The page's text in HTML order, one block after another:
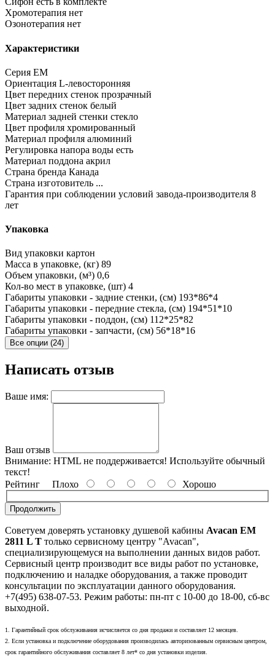
Хромотерапия нет
Озонотерапия нет
Характеристики
Серия EM
Ориентация L-левосторонняя
Цвет передних стенок прозрачный
Цвет задних стенок белый
Материал задней стенки стекло
Цвет профиля хромированный
Материал профиля алюминий
Регулировка напора воды есть
Материал поддона акрил
Страна бренда Канада
Страна изготовитель ...
Гарантия при соблюдении условий завода-производителя 8
лет
Упаковка
Вид упаковки картон
Масса в упаковке, (кг) 89
Объем упаковки, (м³) 0,6
Кол-во мест в упаковке, (шт) 4
Габариты упаковки - задние стенки, (см) 193*86*4
Габариты упаковки - передние стекла, (см) 194*51*10
Габариты упаковки - поддон, (см) 112*25*82
Габариты упаковки - запчасти, (см) 56*18*16
Все опции (24)
Написать отзыв
Ваше имя:
Ваш отзыв
Внимание: HTML не поддерживается! Используйте обычный
текст!
Рейтинг Плохо Хорошо
Продолжить
Советуем доверять установку душевой кабины Avacan EM
2811 L T только сервисному центру "Avacan",
специализирующемуся на выполнении данных видов работ.
Сервисный центр производит все виды работ по установке,
подключению и наладке оборудования, а также проводит
консультации по эксплуатации данного оборудования.
+7(495) 638-07-53. Режим работы: пн-пт с 10-00 до 18-00, сб-вс
выходной.
1. Гарантийный срок обслуживания исчисляется со дня продажи и составляет 12 месяцев.
2. Если установка и подключение оборудования производилась авторизованным сервисным центром,
срок гарантийного обслуживания составляет 8 лет* со дня установки изделия.